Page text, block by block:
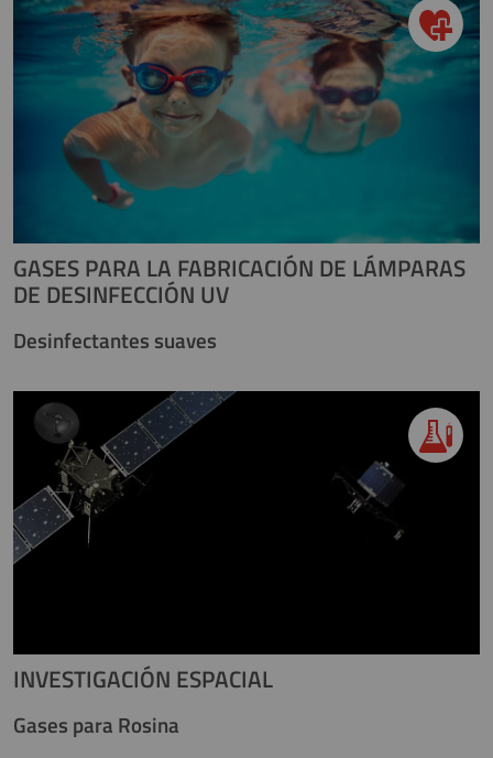
GASES PARA LA FABRICACIÓN DE LÁMPARAS
DE DESINFECCIÓN UV
Desinfectantes suaves
INVESTIGACIÓN ESPACIAL
Gases para Rosina